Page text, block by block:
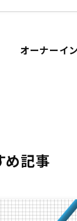
オーナーイ
め記事